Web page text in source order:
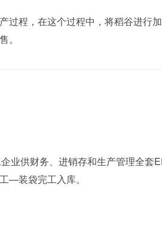
过程，在这个过程中，将稻谷进行
。
业供财务、进销存和生产管理全套
—装袋完工入库。